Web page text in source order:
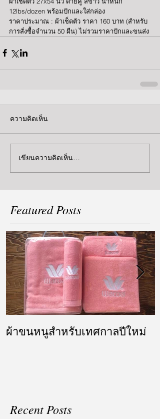
12lbs/dozen พร้อมปักและใส่กล่อง
ราคาประมาณ : ผ้าเช็ดตัว ราคา 160 บาท (สำหรับ
การสั่งซื้อจำนวน 50 ผืน) ไม่รวมราคาปักและขนส่ง
ความคิดเห็น
เขียนความคิดเห็น…
Featured Posts
ผ้าขนหนูสำหรับเทศกาลปีใหม่
Recent Posts